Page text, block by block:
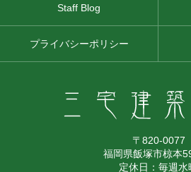
Staff Blog
プライバシーポリシー
〒820-0077
福岡県飯塚市椋本
定休日：毎週水